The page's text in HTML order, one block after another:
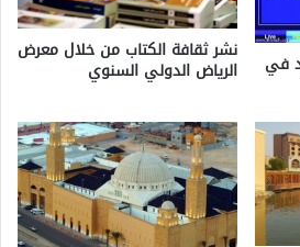
في نشر ثقافة الكتاب من خلال معرض
الرياض الدولي السنوي